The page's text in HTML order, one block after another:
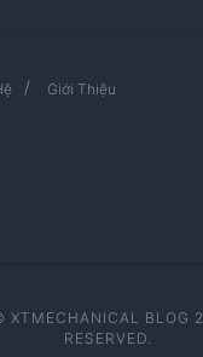
Giới Thiệu
XTMECHANICAL BLOG
RESERVED.